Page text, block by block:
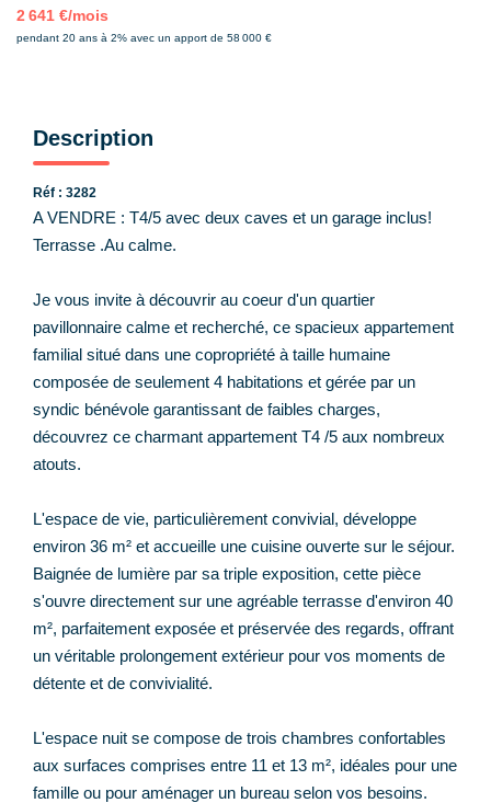
2 641 €/mois
pendant 20 ans à 2% avec un apport de 58 000 €
Description
Réf : 3282
A VENDRE : T4/5 avec deux caves et un garage inclus!
Terrasse .Au calme.
Je vous invite à découvrir au coeur d'un quartier
pavillonnaire calme et recherché, ce spacieux appartement
familial situé dans une copropriété à taille humaine
composée de seulement 4 habitations et gérée par un
syndic bénévole garantissant de faibles charges,
découvrez ce charmant appartement T4 /5 aux nombreux
atouts.
L'espace de vie, particulièrement convivial, développe
environ 36 m² et accueille une cuisine ouverte sur le séjour.
Baignée de lumière par sa triple exposition, cette pièce
s'ouvre directement sur une agréable terrasse d'environ 40
m², parfaitement exposée et préservée des regards, offrant
un véritable prolongement extérieur pour vos moments de
détente et de convivialité.
L'espace nuit se compose de trois chambres confortables
aux surfaces comprises entre 11 et 13 m², idéales pour une
famille ou pour aménager un bureau selon vos besoins.